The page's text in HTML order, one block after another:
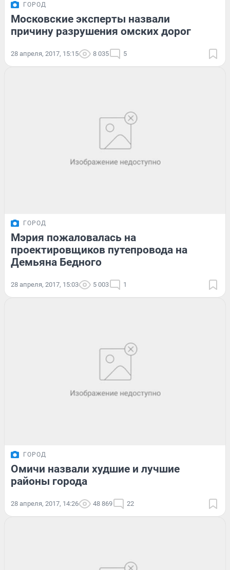
ГОРОД
Московские эксперты назвали
причину разрушения омских дорог
28 апреля, 2017, 15:15 8 035 5
ГОРОД
Мэрия пожаловалась на
проектировщиков путепровода на
Демьяна Бедного
28 апреля, 2017, 15:03 5 003 1
ГОРОД
Омичи назвали худшие и лучшие
районы города
28 апреля, 2017, 14:26 48 869 22